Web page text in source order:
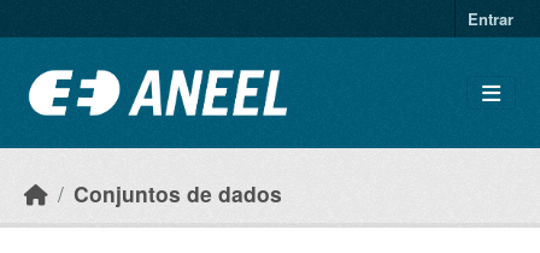
Entrar
Conjuntos de dados